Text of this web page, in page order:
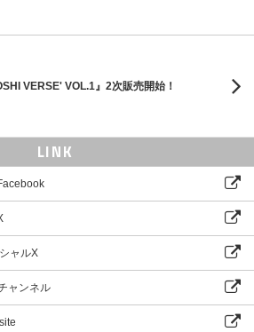
VERSE' VOL.1』2次販売開始！
LINK
ャルX
ャンネル